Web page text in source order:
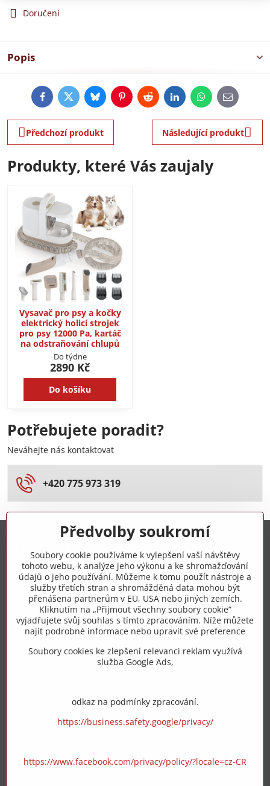
Doručení
Popis
FacebookTwitterBlueskyPinterestRedditLinkedInWhatsApp
E-
mail
Předchozí produkt Následující produkt
Produkty, které Vás zaujaly
Vysavač pro psy a kočky
elektrický holicí strojek
pro psy 12000 Pa, kartáč
na odstraňování chlupů
Do týdne
2890 Kč
Do košíku
Potřebujete poradit?
Neváhejte nás kontaktovat
+420 775 973 319
+420 775 973 319
info​@zipzop​.cz
Objednávky
Vše k nákupu
Předvolby soukromí
Soubory cookie používáme k vylepšení vaší návštěvy
tohoto webu, k analýze jeho výkonu a ke shromažďování
údajů o jeho používání. Můžeme k tomu použít nástroje a
služby třetích stran a shromážděná data mohou být
přenášena partnerům v EU, USA nebo jiných zemích.
Kliknutím na „Přijmout všechny soubory cookie“
vyjadřujete svůj souhlas s tímto zpracováním. Níže můžete
najít podrobné informace nebo upravit své preference
Soubory cookies ke zlepšení relevanci reklam využívá
služba Google Ads,
odkaz na podmínky zpracování.
https://business.safety.google/privacy/
https://www.facebook.com/privacy/policy/?locale=cz-CR